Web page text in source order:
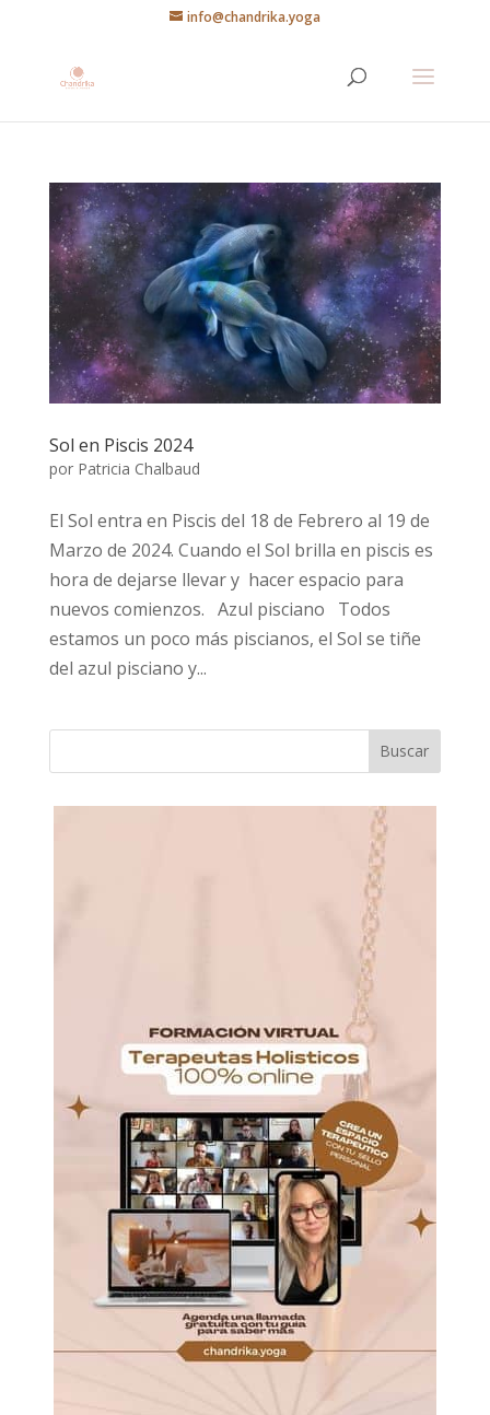
info@chandrika.yoga
Sol en Piscis 2024
por Patricia Chalbaud
El Sol entra en Piscis del 18 de Febrero al 19 de
Marzo de 2024. Cuando el Sol brilla en piscis es
hora de dejarse llevar y hacer espacio para
nuevos comienzos. Azul pisciano Todos
estamos un poco más piscianos, el Sol se tiñe
del azul pisciano y...